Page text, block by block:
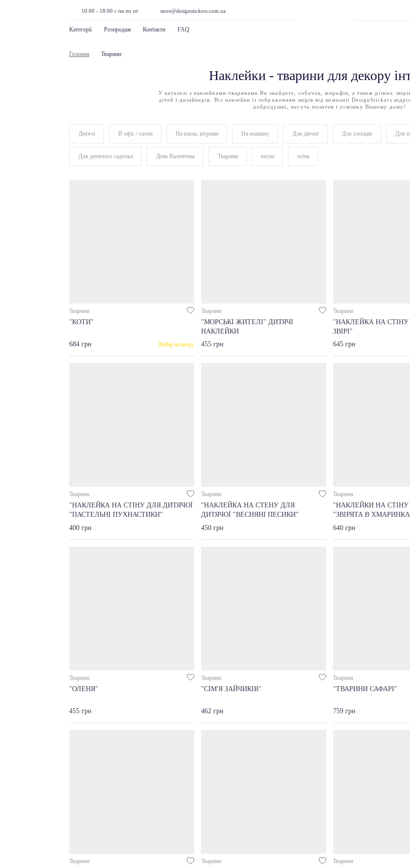
10:00 - 18:00 с пн по пт store@designstickers.com.ua
Категорії Розпродаж Контакти FAQ
Головна Тварини
Наклейки - тварини для декору
У каталозі з наклейками-тваринами Ви знайдете, собачок, жирафів, а також різних
дітей і дизайнерів. Всі наклейки із зображенням звірів від компанії DesignStickers
добродушні, несуть позитив і усмішку Вашому дому!
Дитячі В офіс / салон На вікна, вітрини На машину Для дівчат Для хлопців Для
Для дитячого садочка День Валентина Тварини весна осінь
Тварини
"КОТИ"
684 грн Вибір кольору
Тварини
"МОРСЬКІ ЖИТЕЛІ" ДИТЯЧІ
НАКЛЕЙКИ
455 грн
Тварини
"НАКЛЕЙКА НА СТІНУ
ЗВІРІ"
645 грн
Тварини
"НАКЛЕЙКА НА СТІНУ ДЛЯ ДИТЯЧОЇ
"ПАСТЕЛЬНІ ПУХНАСТИКИ"
400 грн
Тварини
"НАКЛЕЙКА НА СТЕНУ ДЛЯ
ДИТЯЧОЇ "ВЕСНЯНІ ПЕСИКИ"
450 грн
Тварини
"НАКЛЕЙКИ НА
"ЗВІРЯТА В
640 грн
Тварини
"ОЛЕНЯ"
455 грн
Тварини
"СІМ'Я ЗАЙЧИКІВ"
462 грн
Тварини
"ТВАРИНИ САФАРІ"
759 грн
Тварини Тварини Тварини